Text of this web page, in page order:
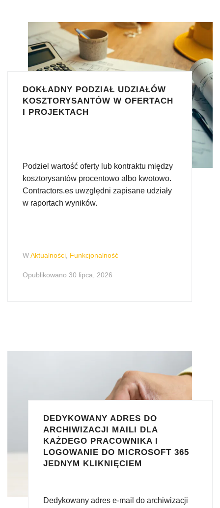
DOKŁADNY PODZIAŁ UDZIAŁÓW
KOSZTORYSANTÓW W OFERTACH
I PROJEKTACH
Podziel wartość oferty lub kontraktu między
kosztorysantów procentowo albo kwotowo.
Contractors.es uwzględni zapisane udziały
w raportach wyników.
WAktualności Funkcjonalność
Opublikowano 30 lipca, 2026
DEDYKOWANY ADRES DO
ARCHIWIZACJI MAILI DLA
KAŻDEGO PRACOWNIKA I
LOGOWANIE DO MICROSOFT 365
JEDNYM KLIKNIĘCIEM
Dedykowany adres e-mail do archiwizacji